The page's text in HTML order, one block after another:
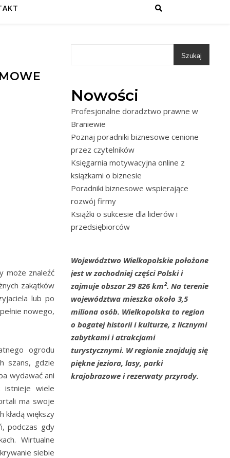
może znaleźć
zakątków
lub po
nowego,
ogrodu
szans, gdzie
wydawać ani
istnieje wiele
ma swoje
kładą większy
podczas gdy
Wirtualne
siebie
Szukaj
Nowości
Profesjonalne doradztwo prawne w
Braniewie
Poznaj poradniki biznesowe cenione
przez czytelników
Księgarnia motywacyjna online z
książkami o biznesie
Poradniki biznesowe wspierające
rozwój firmy
Książki o sukcesie dla liderów i
przedsiębiorców
Województwo Wielkopolskie położone
jest w zachodniej części Polski i
zajmuje obszar 29 826 km². Na terenie
województwa mieszka około 3,5
miliona osób. Wielkopolska to region
o bogatej historii i kulturze, z licznymi
zabytkami i atrakcjami
turystycznymi. W regionie znajdują się
piękne jeziora, lasy, parki
krajobrazowe i rezerwaty przyrody.